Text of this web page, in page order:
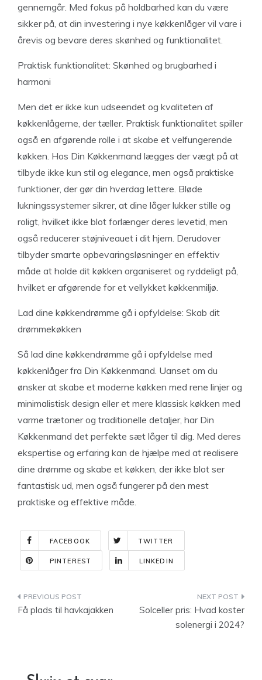
gennemgår. Med fokus på holdbarhed kan du være
sikker på, at din investering i nye køkkenlåger vil vare i
årevis og bevare deres skønhed og funktionalitet.
Praktisk funktionalitet: Skønhed og brugbarhed i
harmoni
Men det er ikke kun udseendet og kvaliteten af
køkkenlågerne, der tæller. Praktisk funktionalitet spiller
også en afgørende rolle i at skabe et velfungerende
køkken. Hos Din Køkkenmand lægges der vægt på at
tilbyde ikke kun stil og elegance, men også praktiske
funktioner, der gør din hverdag lettere. Bløde
lukningssystemer sikrer, at dine låger lukker stille og
roligt, hvilket ikke blot forlænger deres levetid, men
også reducerer støjniveauet i dit hjem. Derudover
tilbyder smarte opbevaringsløsninger en effektiv
måde at holde dit køkken organiseret og ryddeligt på,
hvilket er afgørende for et vellykket køkkenmiljø.
Lad dine køkkendrømme gå i opfyldelse: Skab dit
drømmekøkken
Så lad dine køkkendrømme gå i opfyldelse med
køkkenlåger fra Din Køkkenmand. Uanset om du
ønsker at skabe et moderne køkken med rene linjer og
minimalistisk design eller et mere klassisk køkken med
varme trætoner og traditionelle detaljer, har Din
Køkkenmand det perfekte sæt låger til dig. Med deres
ekspertise og erfaring kan de hjælpe med at realisere
dine drømme og skabe et køkken, der ikke blot ser
fantastisk ud, men også fungerer på den mest
praktiske og effektive måde.
FACEBOOK TWITTER
PINTEREST LINKEDIN
Indlægsnavigation
Få plads til havkajakken
Solceller pris: Hvad koster
solenergi i 2024?